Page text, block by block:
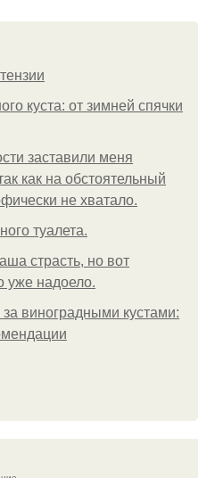
куста: от зимней спячки
заставили меня
как на обстоятельный
не хватало.
туалета.
страсть, но вот
уже надоело.
виноградными кустами: